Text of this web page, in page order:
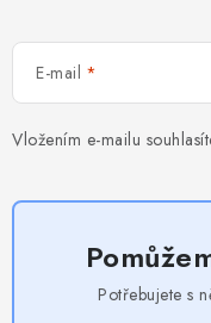
E-mail
Vložením e-mailu
Potřebujete s